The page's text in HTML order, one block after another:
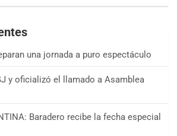
una jornada a puro espectáculo
y oficializó el llamado a Asamblea
Baradero recibe la fecha especial